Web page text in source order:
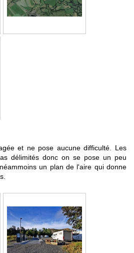
et ne pose aucune difficulté. Les
délimités donc on se pose un peu
un plan de l'aire qui donne